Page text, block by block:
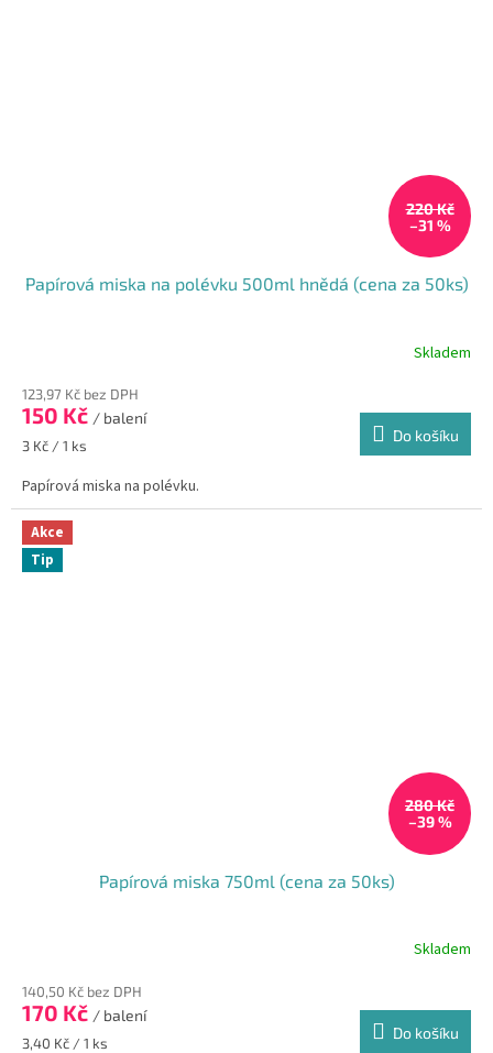
220 Kč
–31 %
Papírová miska na polévku 500ml hnědá (cena za 50ks)
Skladem
123,97 Kč bez DPH
150 Kč / balení
Měrná
3 Kč / 1 ks
Do košíku
Papírová miska na polévku.
Akce
Tip
280 Kč
–39 %
Papírová miska 750ml (cena za 50ks)
Skladem
140,50 Kč bez DPH
170 Kč / balení
Měrná
3,40 Kč / 1 ks
Do košíku